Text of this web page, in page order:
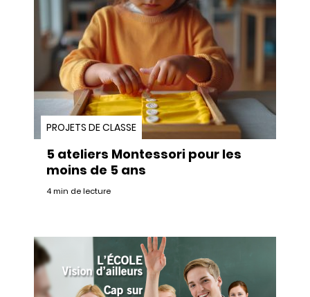
PROJETS DE CLASSE
5 ateliers Montessori pour les
moins de 5 ans
4 min de lecture